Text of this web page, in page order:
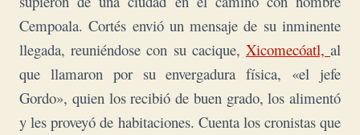
Cempoala. Cortés envió un mensaje de su inminente
llegada, reuniéndose con su cacique, Xicomecóatl,al
que llamaron por su envergadura física, «el jefe
Gordo», quien los recibió de buen grado, los alimentó
y les proveyó de habitaciones. Cuenta los cronistas que